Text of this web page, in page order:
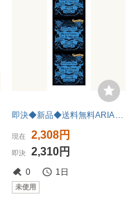
現在 2,308円
即決 2,310円
0 1日
未使用